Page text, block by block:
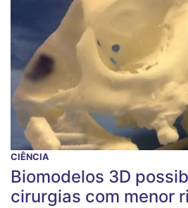
CIÊNCIA
Biomodelos 3D
cirurgias com menor